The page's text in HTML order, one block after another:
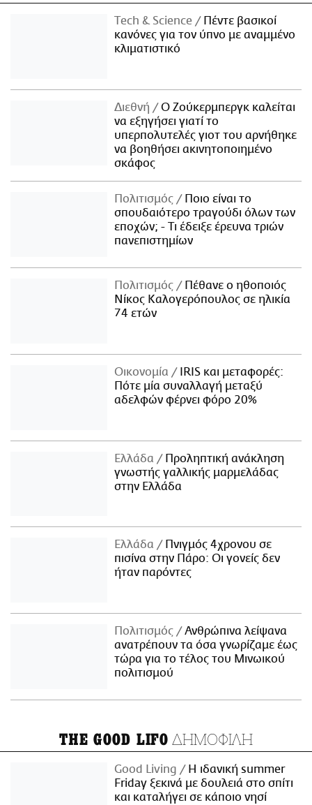
Τech & Science
Πέντε βασικοί
κανόνες για τον ύπνο με αναμμένο
κλιματιστικό
Διεθνή
Ο Ζούκερμπεργκ καλείται
να εξηγήσει γιατί το
υπερπολυτελές γιοτ του αρνήθηκε
να βοηθήσει ακινητοποιημένο
σκάφος
Πολιτισμός
Ποιο είναι το
σπουδαιότερο τραγούδι όλων των
εποχών; - Τι έδειξε έρευνα τριών
πανεπιστημίων
Πολιτισμός
Πέθανε ο ηθοποιός
Νίκος Καλογερόπουλος σε ηλικία
74 ετών
Οικονομία
IRIS και μεταφορές:
Πότε μία συναλλαγή μεταξύ
αδελφών φέρνει φόρο 20%
Ελλάδα
Προληπτική ανάκληση
γνωστής γαλλικής μαρμελάδας
στην Ελλάδα
Ελλάδα
Πνιγμός 4χρονου σε
πισίνα στην Πάρο: Οι γονείς δεν
ήταν παρόντες
Πολιτισμός
Ανθρώπινα λείψανα
ανατρέπουν τα όσα γνωρίζαμε έως
τώρα για το τέλος του Μινωικού
πολιτισμού
THE GOOD LIFO ΔΗΜΟΦΙΛΗ
Good Living
Η ιδανική summer
Friday ξεκινά με δουλειά στο σπίτι
και καταλήγει σε κάποιο νησί